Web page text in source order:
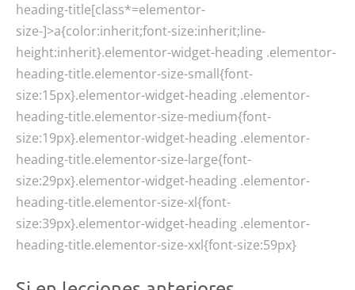
heading-title[class*=elementor-
size-]>a{color:inherit;font-size:inherit;line-
height:inherit}.elementor-widget-heading .elementor-
heading-title.elementor-size-small{font-
size:15px}.elementor-widget-heading .elementor-
heading-title.elementor-size-medium{font-
size:19px}.elementor-widget-heading .elementor-
heading-title.elementor-size-large{font-
size:29px}.elementor-widget-heading .elementor-
heading-title.elementor-size-xl{font-
size:39px}.elementor-widget-heading .elementor-
heading-title.elementor-size-xxl{font-size:59px}